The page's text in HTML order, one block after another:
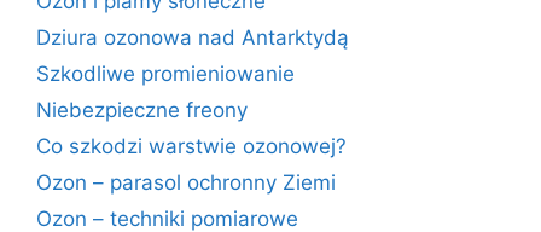
Dziura ozonowa nad Antarktydą
Szkodliwe promieniowanie
Niebezpieczne freony
Co szkodzi warstwie ozonowej?
Ozon – parasol ochronny Ziemi
Ozon – techniki pomiarowe